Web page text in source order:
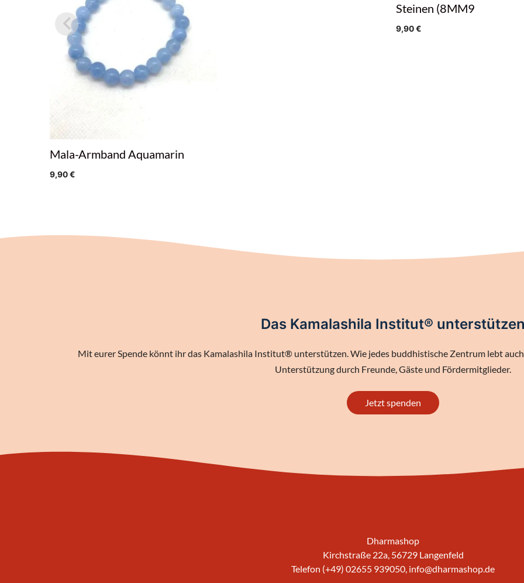
Mala-Armband Aquamarin
9,90€
Steinen (8MM9
9,90€
Das Kamalashila Institut® unterstützen
Mit eurer Spende könnt ihr das Kamalashila Institut® unterstützen. Wie jedes buddhistische Zentrum lebt
Unterstützung durch Freunde, Gäste und Fördermitglieder.
Jetzt spenden
Dharmashop
Kirchstraße 22a, 56729 Langenfeld
Telefon (+49) 02655 939050, info@dharmashop.de